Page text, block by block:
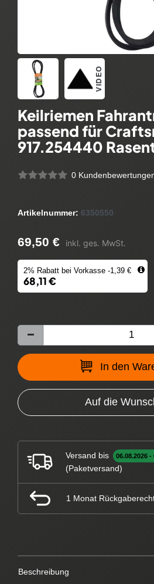
VIDEO
Keilriemen
passend für
917.254440
0
Artikelnummer: 6350550
69,50 € inkl. ges. MwSt.
2% Rabatt bei Vorkasse -1,39 €
68,11 €
In den
Auf die
Versand bis 06.08.2026 -
(Paketversand)
1 Monat
Beschreibung